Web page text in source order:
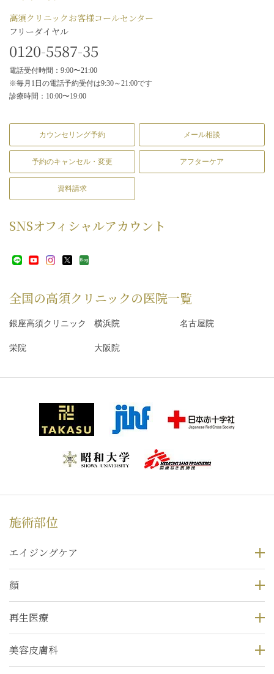
高須クリニックお客様コールセンター
フリーダイヤル
0120-5587-35
電話受付時間：9:00〜21:00
※毎月1日の電話予約受付は9:30～21:00です
診療時間：10:00〜19:00
カウンセリング予約 メール相談
予約のキャンセル・変更 アフターケア
資料請求
SNSオフィシャルアカウント
全国の高須クリニックの医院一覧
銀座高須クリニック 横浜院 名古屋院
栄院 大阪院
施術部位
エイジングケア
顔
再生医療
美容皮膚科